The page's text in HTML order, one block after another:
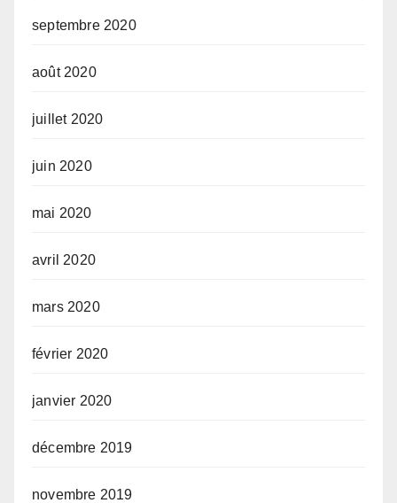
septembre 2020
août 2020
juillet 2020
juin 2020
mai 2020
avril 2020
mars 2020
février 2020
janvier 2020
décembre 2019
novembre 2019